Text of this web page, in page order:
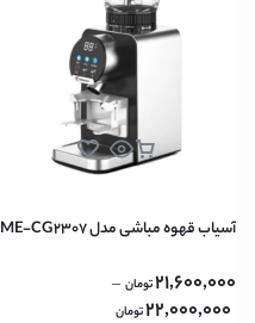
آسیاب قهوه مباشی مدل ME-CG2307
21,600,000تومان –
22,000,000تومان